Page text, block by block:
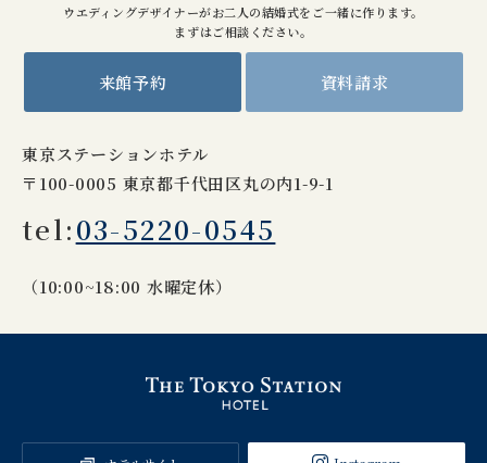
ウエディングデザイナーがお二人の結婚式をご一緒に作ります。
まずはご相談ください。
来館予約 資料請求
東京ステーションホテル
〒100-0005 東京都千代田区丸の内1-9-1
tel:03-5220-0545
（10:00~18:00 水曜定休）